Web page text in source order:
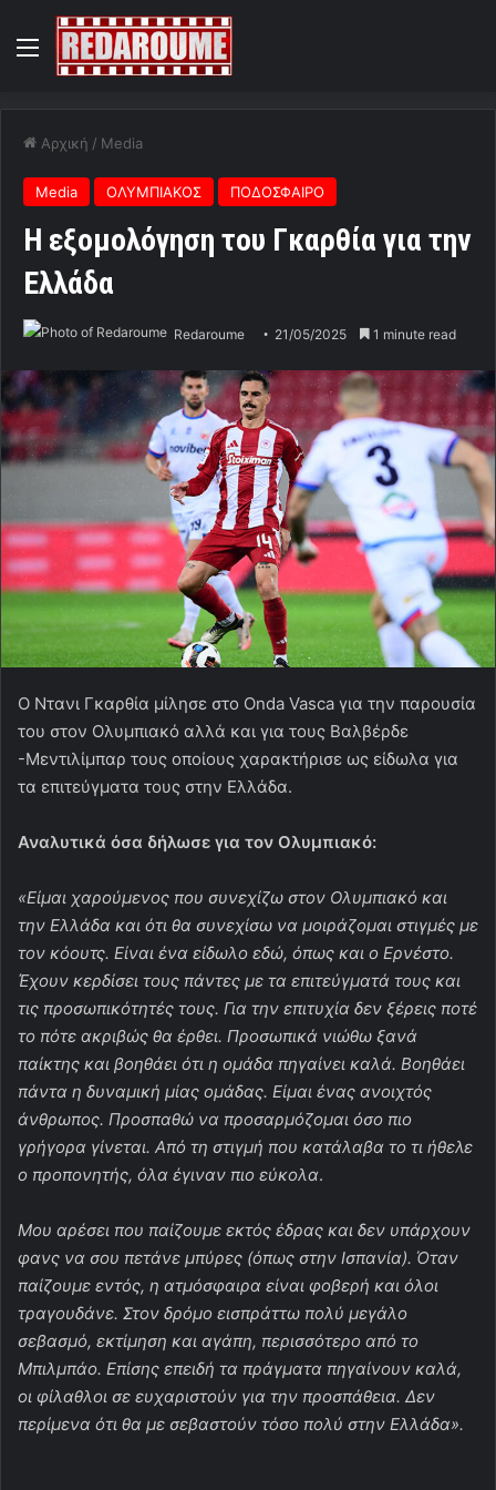
Menu
Αρχική / Media
Media ΟΛΥΜΠΙΑΚΟΣ ΠΟΔΟΣΦΑΙΡΟ
H εξομολόγηση του Γκαρθία για την
Ελλάδα
Redaroume 21/05/2025 1 minute read
O Nτανι Γκαρθία μίλησε στο Onda Vasca για την παρουσία
του στον Ολυμπιακό αλλά και για τους Βαλβέρδε
-Μεντιλίμπαρ τους οποίους χαρακτήρισε ως είδωλα για
τα επιτεύγματα τους στην Ελλάδα.
Αναλυτικά όσα δήλωσε για τον Ολυμπιακό:
«Είμαι χαρούμενος που συνεχίζω στον Ολυμπιακό και
την Ελλάδα και ότι θα συνεχίσω να μοιράζομαι στιγμές με
τον κόουτς. Είναι ένα είδωλο εδώ, όπως και ο Ερνέστο.
Έχουν κερδίσει τους πάντες με τα επιτεύγματά τους και
τις προσωπικότητές τους. Για την επιτυχία δεν ξέρεις ποτέ
το πότε ακριβώς θα έρθει. Προσωπικά νιώθω ξανά
παίκτης και βοηθάει ότι η ομάδα πηγαίνει καλά. Βοηθάει
πάντα η δυναμική μίας ομάδας. Είμαι ένας ανοιχτός
άνθρωπος. Προσπαθώ να προσαρμόζομαι όσο πιο
γρήγορα γίνεται. Από τη στιγμή που κατάλαβα το τι ήθελε
ο προπονητής, όλα έγιναν πιο εύκολα.
Μου αρέσει που παίζουμε εκτός έδρας και δεν υπάρχουν
φανς να σου πετάνε μπύρες (όπως στην Ισπανία). Όταν
παίζουμε εντός, η ατμόσφαιρα είναι φοβερή και όλοι
τραγουδάνε. Στον δρόμο εισπράττω πολύ μεγάλο
σεβασμό, εκτίμηση και αγάπη, περισσότερο από το
Μπιλμπάο. Επίσης επειδή τα πράγματα πηγαίνουν καλά,
οι φίλαθλοι σε ευχαριστούν για την προσπάθεια. Δεν
περίμενα ότι θα με σεβαστούν τόσο πολύ στην Ελλάδα».